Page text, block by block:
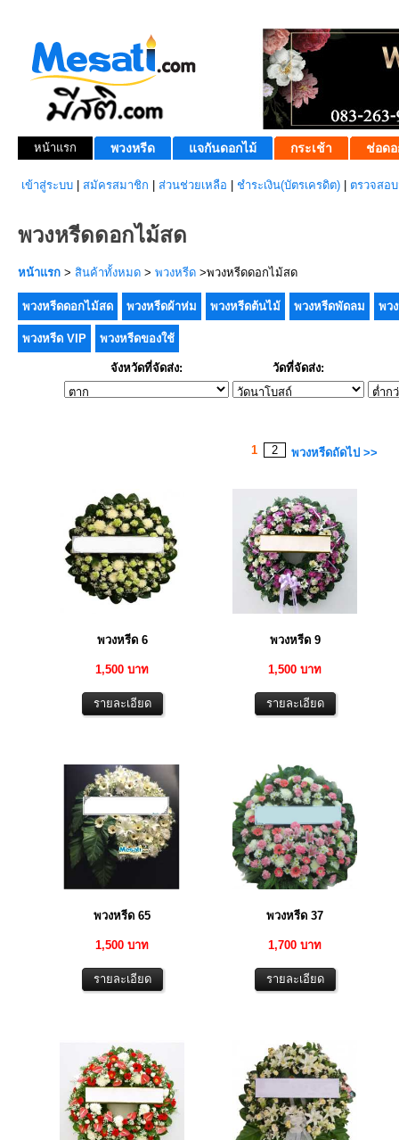
หน้าแรก พวงหรีด แจกันดอกไม้ กระเช้า ช่อดอ
เข้าสู่ระบบ สมัครสมาชิก ส่วนช่วยเหลือ ชำระเงิน(บัตรเครดิต) ตรวจสอ
พวงหรีดดอกไม้สด
หน้าแรก > สินค้าทั้งหมด > พวงหรีด >พวงหรีดดอกไม้สด
พวงหรีดดอกไม้สด พวงหรีดผ้าห่ม พวงหรีดต้นไม้ พวงหรีดพัดลม พว
พวงหรีด VIP พวงหรีดของใช้
จังหวัดที่จัดส่ง: วัดที่จัดส่ง:
1 2 พวงหรีดถัดไป >>
พวงหรีด 6
1,500 บาท
พวงหรีด 9
1,500 บาท
พวงหรีด 65
1,500 บาท
พวงหรีด 37
1,700 บาท